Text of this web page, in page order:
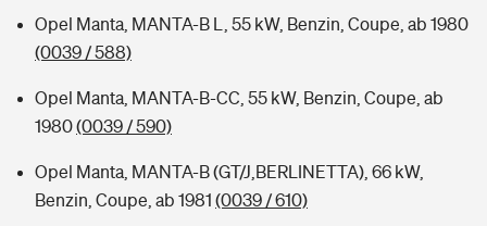
Opel Manta, MANTA-B L, 55 kW, Benzin, Coupe, ab 1980
(0039 / 588)
Opel Manta, MANTA-B-CC, 55 kW, Benzin, Coupe, ab
1980(0039 / 590)
Opel Manta, MANTA-B (GT/J,BERLINETTA), 66 kW,
Benzin, Coupe, ab 1981 (0039 / 610)